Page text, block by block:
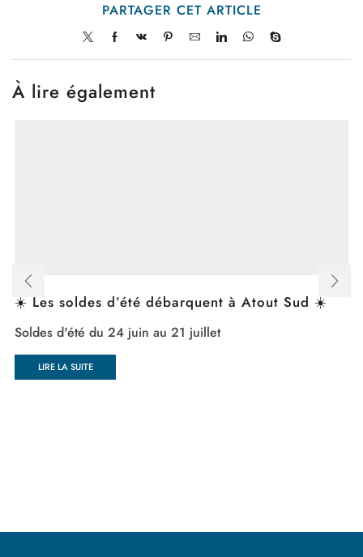
PARTAGER CET ARTICLE
À lire également
☀️ Les soldes d’été débarquent à Atout Sud ☀️
Soldes d'été du 24 juin au 21 juillet
LIRE LA SUITE